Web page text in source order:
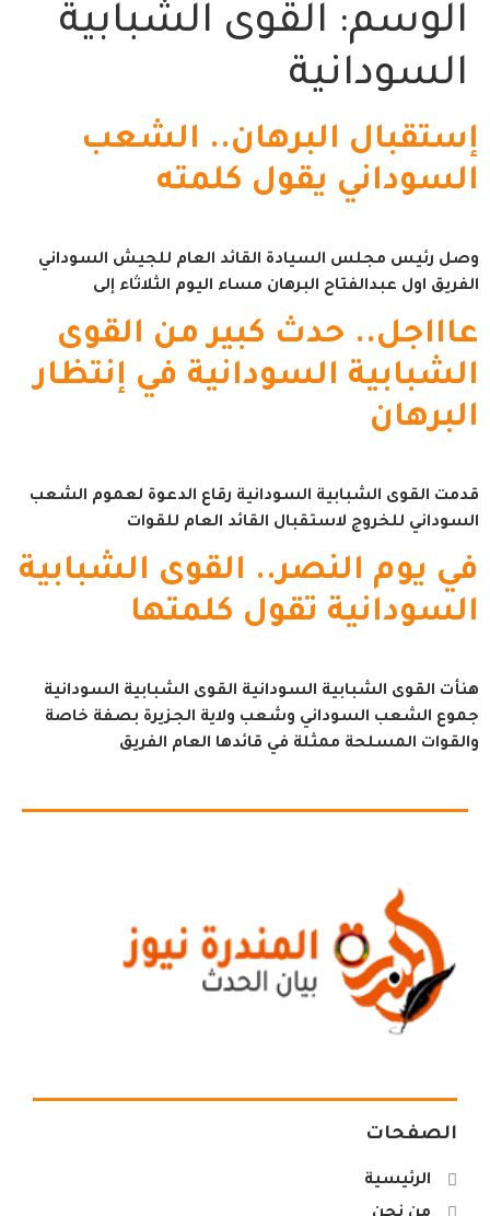
الوسم: القوى الشبابية
السودانية
إستقبال البرهان.. الشعب
السوداني يقول كلمته
وصل رئيس مجلس السيادة القائد العام للجيش السوداني
الفريق اول عبدالفتاح البرهان مساء اليوم الثلاثاء إلى
عاااجل.. حدث كبير من القوى
الشبابية السودانية في إنتظار
البرهان
قدمت القوى الشبابية السودانية رقاع الدعوة لعموم الشعب
السوداني للخروج لاستقبال القائد العام للقوات
في يوم النصر.. القوى الشبابية
السودانية تقول كلمتها
هنأت القوى الشبابية السودانية القوى الشبابية السودانية
جموع الشعب السوداني وشعب ولاية الجزيرة بصفة خاصة
والقوات المسلحة ممثلة في قائدها العام الفريق
الصفحات
الرئيسية